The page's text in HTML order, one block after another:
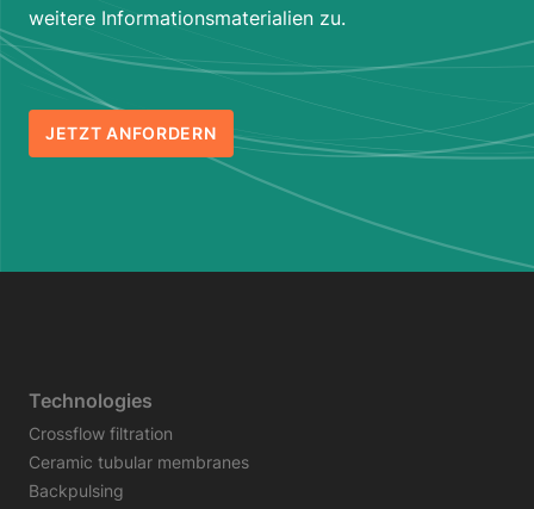
weitere Informationsmaterialien zu.
JETZT ANFORDERN
Technologies
Crossflow filtration
Ceramic tubular membranes
Backpulsing